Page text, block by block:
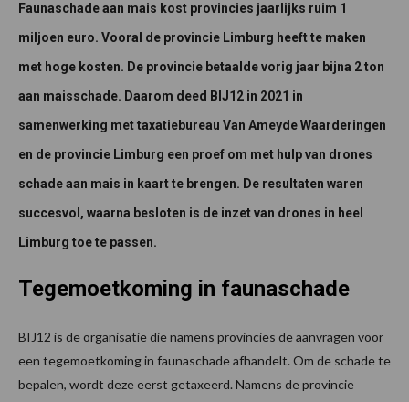
Faunaschade aan mais kost provincies jaarlijks ruim 1
miljoen euro. Vooral de provincie Limburg heeft te maken
met hoge kosten. De provincie betaalde vorig jaar bijna 2 ton
aan maisschade. Daarom deed BIJ12 in 2021 in
samenwerking met taxatiebureau Van Ameyde Waarderingen
en de provincie Limburg een proef om met hulp van drones
schade aan mais in kaart te brengen. De resultaten waren
succesvol, waarna besloten is de inzet van drones in heel
Limburg toe te passen.
Tegemoetkoming in faunaschade
BIJ12 is de organisatie die namens provincies de aanvragen voor
een tegemoetkoming in faunaschade afhandelt. Om de schade te
bepalen, wordt deze eerst getaxeerd. Namens de provincie